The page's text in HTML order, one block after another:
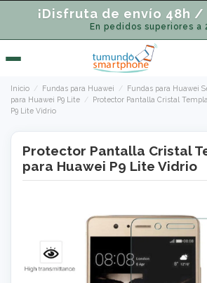
¡Disfruta de envío 48h /
En pedidos superiores a
Inicio Fundas para Huawei Fundas para Huawei
para Huawei P9 Lite
Protector Pantalla Cristal
P9 Lite Vidrio
Protector Pantalla Cristal
para Huawei P9 Lite Vidrio